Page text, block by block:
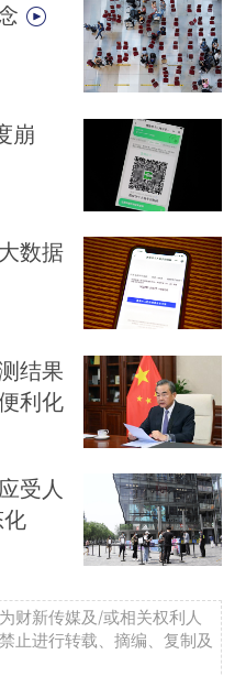
崩
数据
结果
利化
受人
财新传媒及/或相关权利人
止进行转载、摘编、复制及